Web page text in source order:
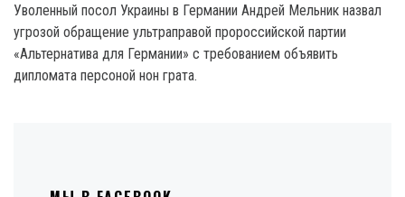
Уволенный посол Украины в Германии Андрей Мельник назвал
угрозой обращение ультраправой пророссийской партии
«Альтернатива для Германии» с требованием объявить
дипломата персоной нон грата.